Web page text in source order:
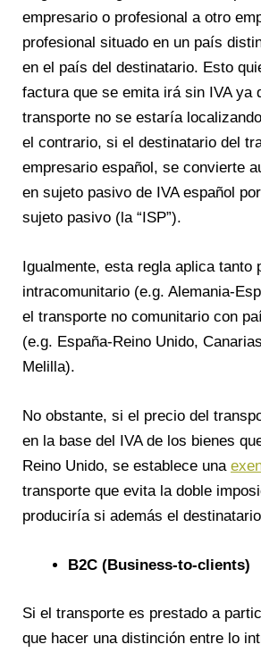
empresario o profesional a otro
profesional situado en un país
en el país del destinatario. Esto
factura que se emita irá sin IVA ya
transporte no se estaría
el contrario, si el destinatario del
empresario español, se convierte
en sujeto pasivo de IVA español
sujeto pasivo (la “ISP”).
Igualmente, esta regla aplica tanto
intracomunitario (e.g. Alemania-
el transporte no comunitario con
(e.g. España-Reino Unido,
Melilla).
No obstante, si el precio del
en la base del IVA de los bienes
Reino Unido, se establece una
transporte que evita la doble
produciría si además el
B2C (Business-to-clients)
Si el transporte es prestado a
que hacer una distinción entre lo